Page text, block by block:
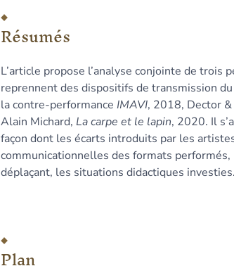
Index
Plan
Bibliographie
Notes
Illustrations
Citer cet article
Auteur
Résumés
L’article propose l’analyse conjointe de trois
reprennent des dispositifs de transmission
la contre-performance IMAVI, 2018, Dector &
Alain Michard, La carpe et le lapin, 2020. Il
façon dont les écarts introduits par les
communicationnelles des formats
déplaçant, les situations didactiques investies.